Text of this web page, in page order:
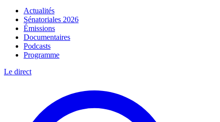
Actualités
Sénatoriales 2026
Émissions
Documentaires
Podcasts
Programme
Le direct